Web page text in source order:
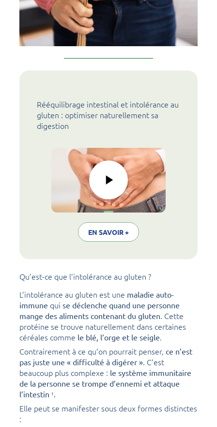
Rééquilibrage intestinal et intolérance au
gluten : optimiser naturellement sa
digestion
EN SAVOIR +
Qu’est-ce que l’intolérance au gluten ?
L’intolérance au gluten est une maladie auto-
immune qui se déclenche quand une personne
mange des aliments contenant du gluten. Cette
protéine se trouve naturellement dans certaines
céréales comme le blé, l’orge et le seigle.
Contrairement à ce qu’on pourrait penser, ce n’est
pas juste une « difficulté à digérer ». C’est
beaucoup plus complexe : le système immunitaire
de la personne se trompe d’ennemi et attaque
l’intestin 1
Elle peut se manifester sous deux formes distinctes
: